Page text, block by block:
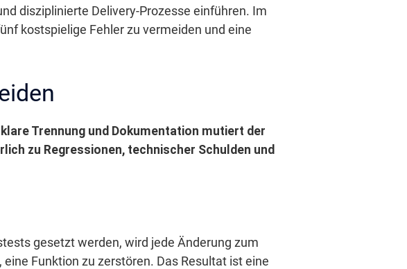
disziplinierte Delivery-Prozesse einführen. Im
kostspielige Fehler zu vermeiden und eine
Trennung und Dokumentation mutiert der
zu Regressionen, technischer Schulden und
gesetzt werden, wird jede Änderung zum
Funktion zu zerstören. Das Resultat ist eine